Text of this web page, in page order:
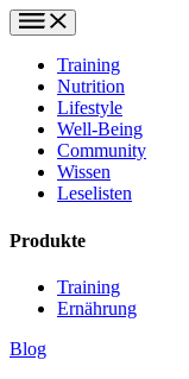
Training
Nutrition
Lifestyle
Well-Being
Community
Wissen
Leselisten
Produkte
Training
Ernährung
Blog